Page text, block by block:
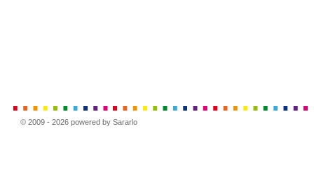
© 2009 - 2026 powered by Sararlo